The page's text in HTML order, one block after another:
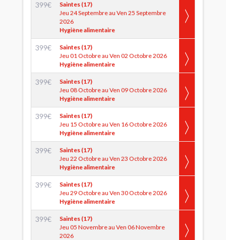
399€
Saintes (17)
Jeu 24 Septembre au Ven 25 Septembre
2026
Hygiène alimentaire
399€
Saintes (17)
Jeu 01 Octobre au Ven 02 Octobre 2026
Hygiène alimentaire
399€
Saintes (17)
Jeu 08 Octobre au Ven 09 Octobre 2026
Hygiène alimentaire
399€
Saintes (17)
Jeu 15 Octobre au Ven 16 Octobre 2026
Hygiène alimentaire
399€
Saintes (17)
Jeu 22 Octobre au Ven 23 Octobre 2026
Hygiène alimentaire
399€
Saintes (17)
Jeu 29 Octobre au Ven 30 Octobre 2026
Hygiène alimentaire
399€
Saintes (17)
Jeu 05 Novembre au Ven 06 Novembre
2026